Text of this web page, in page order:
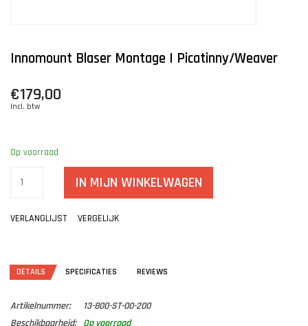
Innomount Blaser Montage | Picatinny/weaver
€179,00
Incl. btw
Op voorraad
IN MIJN WINKELWAGEN
VERLANGLIJST VERGELIJK
DETAILS SPECIFICATIES REVIEWS
Artikelnummer:
13-800-ST-00-200
Beschikbaarheid:
Op voorraad